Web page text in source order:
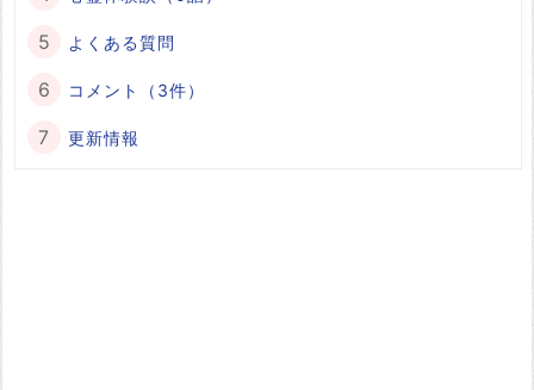
よくある質問
コメント（3件）
更新情報